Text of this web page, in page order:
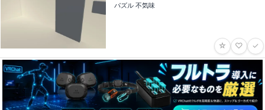
パズル 不気味
☆ ♡ ✓